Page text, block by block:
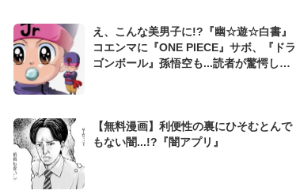
え、こんな美男子に!?『幽☆遊☆白書』
コエンマに『ONE PIECE』サボ、『ドラ
ゴンボール』孫悟空も...読者が驚愕した
【無料漫画】利便性の裏にひそむとんで
もない闇...!?『闇アプリ』